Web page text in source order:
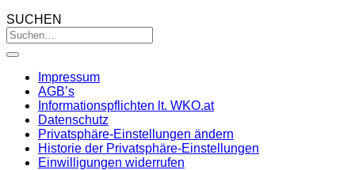
SUCHEN
Impressum
AGB’s
Informationspflichten lt. WKO.at
Datenschutz
Privatsphäre-Einstellungen ändern
Historie der Privatsphäre-Einstellungen
Einwilligungen widerrufen